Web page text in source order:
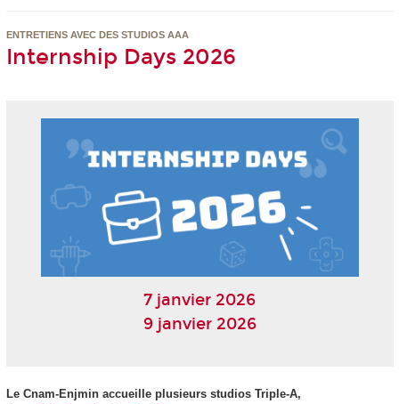
ENTRETIENS AVEC DES STUDIOS AAA
Internship Days 2026
7 janvier 2026
9 janvier 2026
Le Cnam-Enjmin accueille plusieurs studios Triple-A,